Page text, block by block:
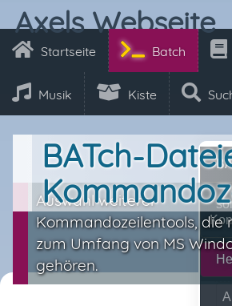
Axels Webseite
Startseite Batch
Musik Kiste
BATch-
Auswahl weiterer
Kommandozeilentools, die
zum Umfang von MS
gehören.